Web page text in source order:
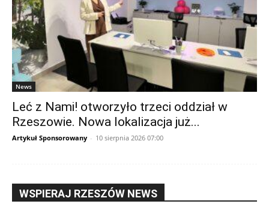
News
Leć z Nami! otworzyło trzeci oddział w
Rzeszowie. Nowa lokalizacja już...
Artykuł Sponsorowany - 10 sierpnia 2026 07:00
WSPIERAJ RZESZÓW NEWS